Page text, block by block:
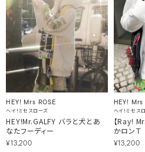
HEY! Mrs ROSE
ヘイ！ミセスローズ
HEY!Mr.GALFY バラと犬とあ
なたフーディー
¥13,200
HEY! Mrs
ヘイ！ミセス
【Ray!
かロンＴ
¥13,200